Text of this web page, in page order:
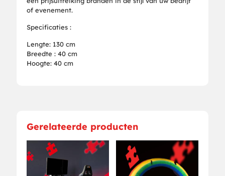
of evenement.
Specificaties :
Lengte: 130 cm
Breedte : 40 cm
Hoogte: 40 cm
Gerelateerde producten